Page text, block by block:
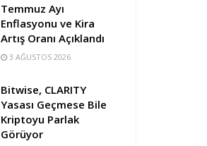
Temmuz Ayı
Enflasyonu ve Kira
Artış Oranı Açıklandı
3 AĞUSTOS 2026
Bitwise, CLARITY
Yasası Geçmese Bile
Kriptoyu Parlak
Görüyor